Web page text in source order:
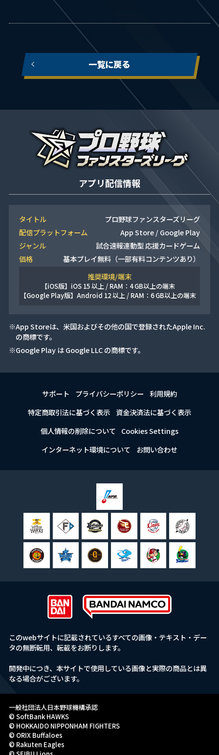
一覧に戻る
アプリ配信情報
タイトル
プロ野球ファンスターズリーグ
配信プラットフォーム
App Store / Google Play
ジャンル
試合速報連動型 応援カードゲーム
価格
基本プレイ無料（一部有料コンテンツあり）
推奨環境/端末
【iOS版】 iOS 15 以上 / RAM：4 GB以上の端末
【Google Play版】 Android 12 以上 / RAM：6 GB以上の端末
※App Storeは、米国およびその他の国で登録されたApple Inc.
の商標です。
※Google Play は Google LLC の商標です。
サポート プライバシーポリシー
利用規約
特定商取引法に基づく表示
資金決済法に基づく表示
個人情報の削除について
Cookies Settings
インターネット環境について
お問い合わせ
このwebサイトに記載されているすべての画像・テキスト・デー
タの無断転用、転載をお断りします。
開発中につき、本サイトで使用している画像と実際の商品とは異
なる場合がございます。
一般社団法人日本野球機構承認
© SoftBank HAWKS
© HOKKAIDO NIPPONHAM FIGHTERS
© ORIX Buffaloes
© Rakuten Eagles